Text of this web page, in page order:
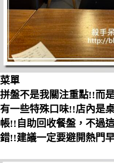
菜單
拼盤不是我關注重點!!而
有一些特殊口味!!店內是
帳!!自助回收餐盤，不過
錯!!建議一定要避開熱門